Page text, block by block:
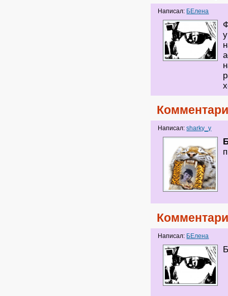
Написал: БЕлена
Написал:sharky_y
Написал: БЕлена